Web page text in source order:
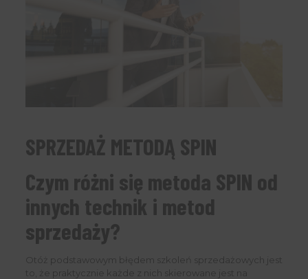
SPRZEDAŻ METODĄ SPIN
Czym różni się metoda SPIN od
innych technik i metod
sprzedaży?
Otóż podstawowym błędem szkoleń sprzedażowych jest
to, że praktycznie każde z nich skierowane jest na